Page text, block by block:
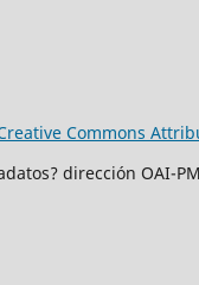
Commons
dirección